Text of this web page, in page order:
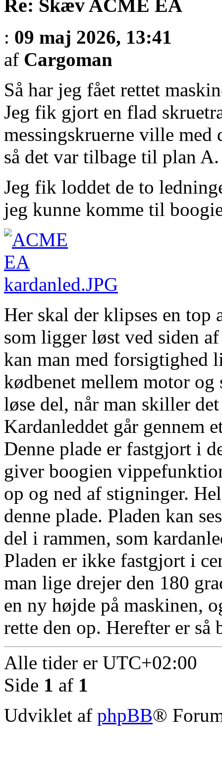
Re: Skæv ACME EA
: 09 maj 2026, 13:41
af Cargoman
Så har jeg fået rettet
Jeg fik gjort en flad
messingskruerne ville
så det var tilbage til plan A.
Jeg fik loddet de to
jeg kunne komme til
Her skal der klipses en
som ligger løst ved siden
kan man med forsigtighed
kødbenet mellem motor
løse del, når man skiller
Kardanleddet går gennem
Denne plade er fastgjort i
giver boogien
op og ned af stigninger.
denne plade. Pladen kan
del i rammen, som
Pladen er ikke fastgjort i
man lige drejer den 180
en ny højde på maskinen,
rette den op. Herefter er så
Alle tider er UTC+02:00
Side 1 af 1
Udviklet af phpBB®